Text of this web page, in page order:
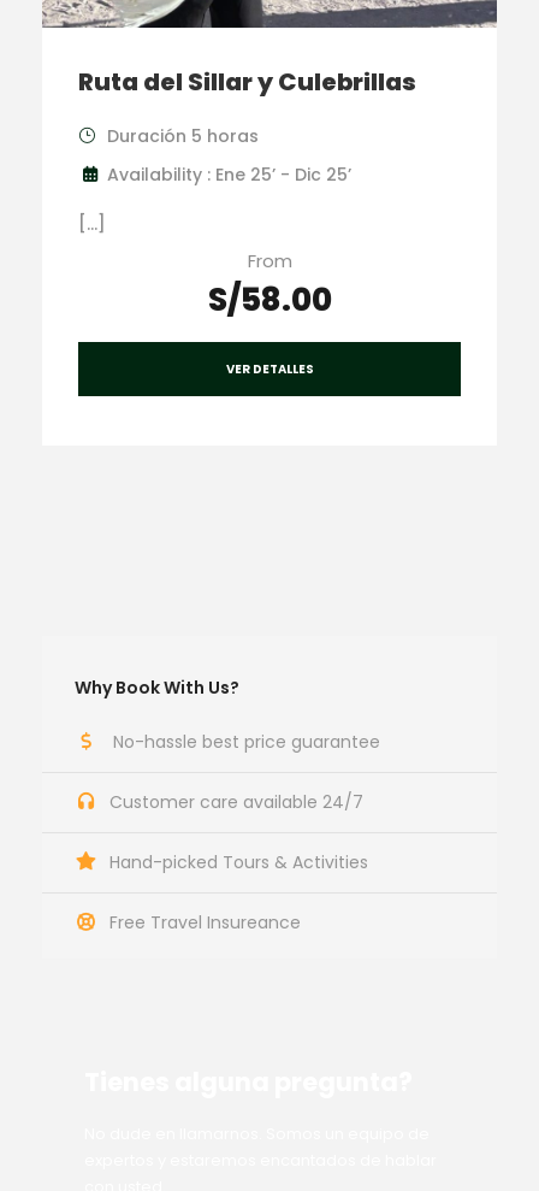
Ruta del Sillar y Culebrillas
Duración 5 horas
Availability : Ene 25’ - Dic 25’
[…]
From
S/58.00
VER DETALLES
Why Book With Us?
No-hassle best price guarantee
Customer care available 24/7
Hand-picked Tours & Activities
Free Travel Insureance